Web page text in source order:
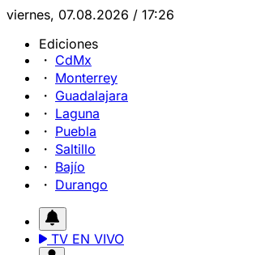
viernes, 07.08.2026 / 17:26
Ediciones
CdMx
Monterrey
Guadalajara
Laguna
Puebla
Saltillo
Bajío
Durango
TV EN VIVO